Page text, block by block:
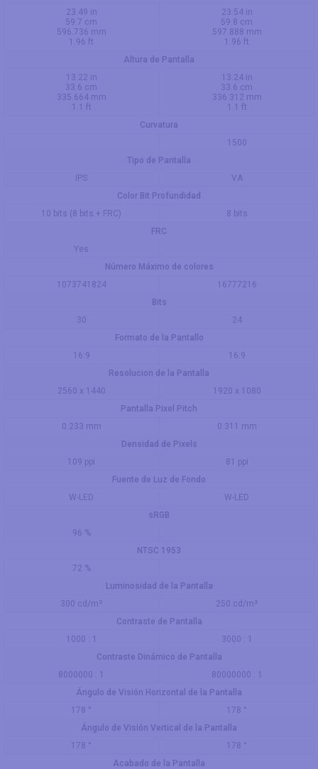
23.49 in
59.7 cm
596.736 mm
1.96 ft
23.54 in
59.8 cm
597.888 mm
1.96 ft
Altura de Pantalla
13.22 in
33.6 cm
335.664 mm
1.1 ft
13.24 in
33.6 cm
336.312 mm
1.1 ft
Curvatura
1500
Tipo de Pantalla
IPS
VA
Color Bit Profundidad
10 bits (8 bits + FRC)
8 bits
FRC
Yes
Número Máximo de colores
1073741824
16777216
Bits
30
24
Formato de la Pantallo
16:9
16:9
Resolucion de la Pantalla
2560 x 1440
1920 x 1080
Pantalla Pixel Pitch
0.233 mm
0.311 mm
Densidad de Pixels
109 ppi
81 ppi
Fuente de Luz de Fondo
W-LED
W-LED
sRGB
96 %
NTSC 1953
72 %
Luminosidad de la Pantalla
300 cd/m²
250 cd/m²
Contraste de Pantalla
1000 : 1
3000 : 1
Contraste Dinámico de Pantalla
8000000 : 1
80000000 : 1
Ángulo de Visión Horizontal de la Pantalla
178 °
178 °
Ángulo de Visión Vertical de la Pantalla
178 °
178 °
Acabado de la Pantalla